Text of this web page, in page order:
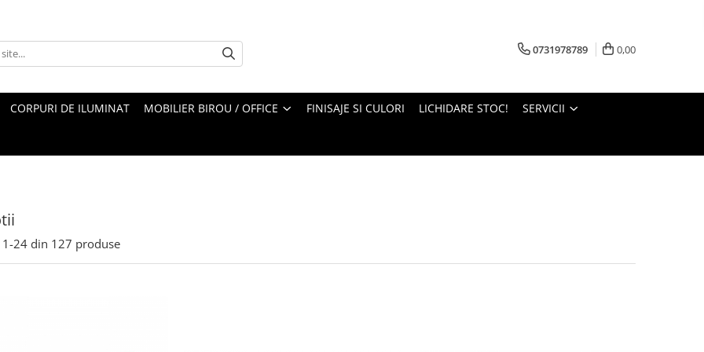
0731978789 0,00
CORPURI DE ILUMINAT MOBILIER BIROU / OFFICE FINISAJE SI CULORI LICHIDARE STOC! SERVICII
1-24 din 127 produse